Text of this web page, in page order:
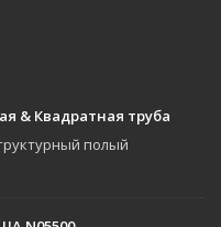
& Квадратная труба
полый